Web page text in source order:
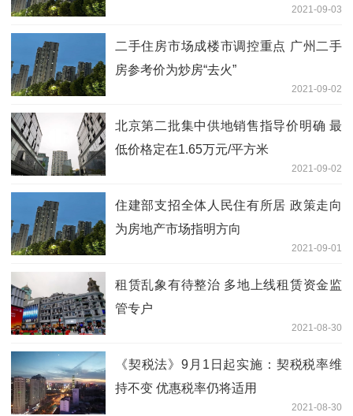
2021-09-03
二手住房市场成楼市调控重点 广州二手
房参考价为炒房“去火”
2021-09-02
北京第二批集中供地销售指导价明确 最
低价格定在1.65万元/平方米
2021-09-02
住建部支招全体人民住有所居 政策走向
为房地产市场指明方向
2021-09-01
租赁乱象有待整治 多地上线租赁资金监
管专户
2021-08-30
《契税法》9月1日起实施：契税税率维
持不变 优惠税率仍将适用
2021-08-30